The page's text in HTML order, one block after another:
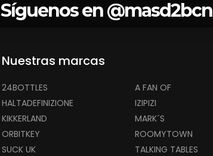
Síguenos en@masd2bcn
Nuestras marcas
24BOTTLES
A FAN OF
HALTADEFINIZIONE
IZIPIZI
KIKKERLAND
MARK´S
ORBITKEY
ROOMYTOWN
SUCK UK
TALKING TABLES